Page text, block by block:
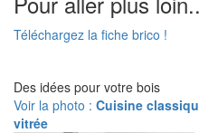
Téléchargez la fiche brico !
Des idées pour votre bois
Voir la photo : Cuisine
vitrée